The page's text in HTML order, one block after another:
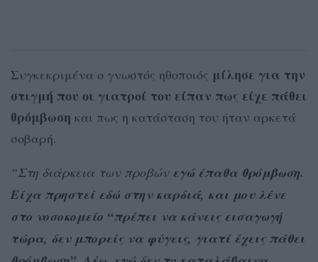
Συγκεκριμένα ο γνωστός ηθοποιός μίλησε για την
στιγμή που οι γιατροί του είπαν πως είχε πάθει
θρόμβωση και πως η κατάσταση του ήταν αρκετά
σοβαρή.
“Στη διάρκεια των προβών εγώ έπαθα θρόμβωση.
Είχα πρηστεί εδώ στην καρδιά, και μου λένε
στο νοσοκομείο “πρέπει να κάνεις εισαγωγή
τώρα, δεν μπορείς να φύγεις, γιατί έχεις πάθει